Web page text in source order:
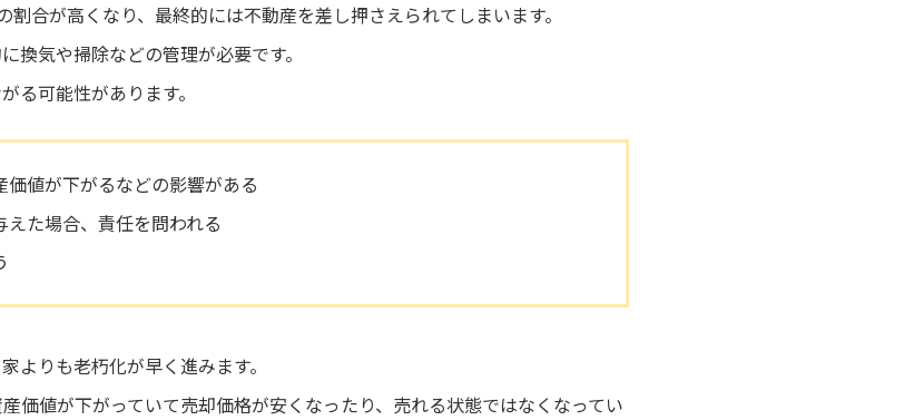
合が高くなり、最終的には不動産を差し押さえられてしまいます。
換気や掃除などの管理が必要です。
る可能性があります。
値が下がるなどの影響がある
た場合、責任を問われる
よりも老朽化が早く進みます。
価値が下がっていて売却価格が安くなったり、売れる状態ではなくなってい